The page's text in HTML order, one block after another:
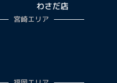
わさだ店
宮崎エリア